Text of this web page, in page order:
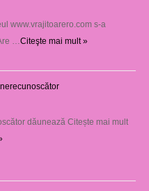
www.vrajitoarero.com s-a
…Citeşte mai mult »
dăunează Citește mai mult